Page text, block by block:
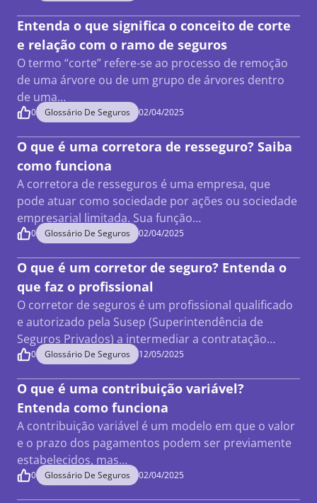
Entenda o que significa o conceito de corte
e relação com o ramo de seguros
O termo “corte” refere-se ao processo de remoção
de uma árvore ou de um grupo de árvores dentro
de uma…
0 Glossário De Seguros 02/04/2025
O que é uma corretora de resseguro? Saiba
como funciona
A corretora de resseguros é uma empresa, que
pode atuar como sociedade por ações ou sociedade
empresarial limitada. Sua função…
0 Glossário De Seguros 02/04/2025
O que é um corretor de seguro? Entenda o
que faz o profissional
O corretor de seguros é um profissional qualificado
e autorizado pela Susep (Superintendência de
Seguros Privados) a intermediar a contratação…
0 Glossário De Seguros 12/05/2025
O que é uma contribuição variável?
Entenda como funciona
A contribuição variável é um modelo em que o valor
e o prazo dos pagamentos podem ser previamente
estabelecidos, mas…
0 Glossário De Seguros 02/04/2025